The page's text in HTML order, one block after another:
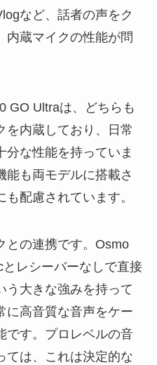
など、話者の声をク
内蔵マイクの性能が問
GO Ultraは、どちらも
を内蔵しており、日常
分な性能を持っていま
能も両モデルに搭載さ
配慮されています。
との連携です。Osmo
レシーバーなしで直接
う大きな強みを持って
に高音質な音声をケー
です。プロレベルの音
ては、これは決定的な